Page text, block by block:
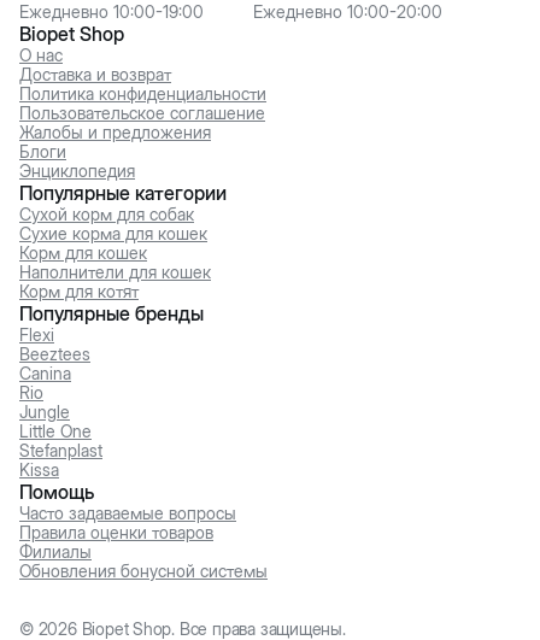
Biopet Shop
О нас
Доставка и возврат
Политика конфиденциальности
Пользовательское соглашение
Жалобы и предложения
Блоги
Энциклопедия
Ежедневно 10:00-19:00
Ежедневно 10:00-20:00
Популярные категории
Сухой корм для собак
Сухие корма для кошек
Корм для кошек
Наполнители для кошек
Корм для котят
Популярные бренды
Flexi
Beeztees
Canina
Rio
Jungle
Little One
Stefanplast
Kissa
Помощь
Часто задаваемые вопросы
Правила оценки товаров
Филиалы
Обновления бонусной системы
© 2026Biopet Shop. Все права защищены.